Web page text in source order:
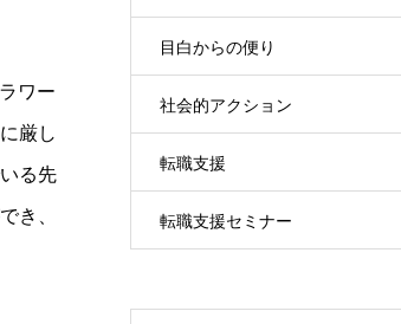
ワー
厳し
る先
き、
（MRCC）
目白からの便り
社会的アクション
転職支援
転職支援セミナー